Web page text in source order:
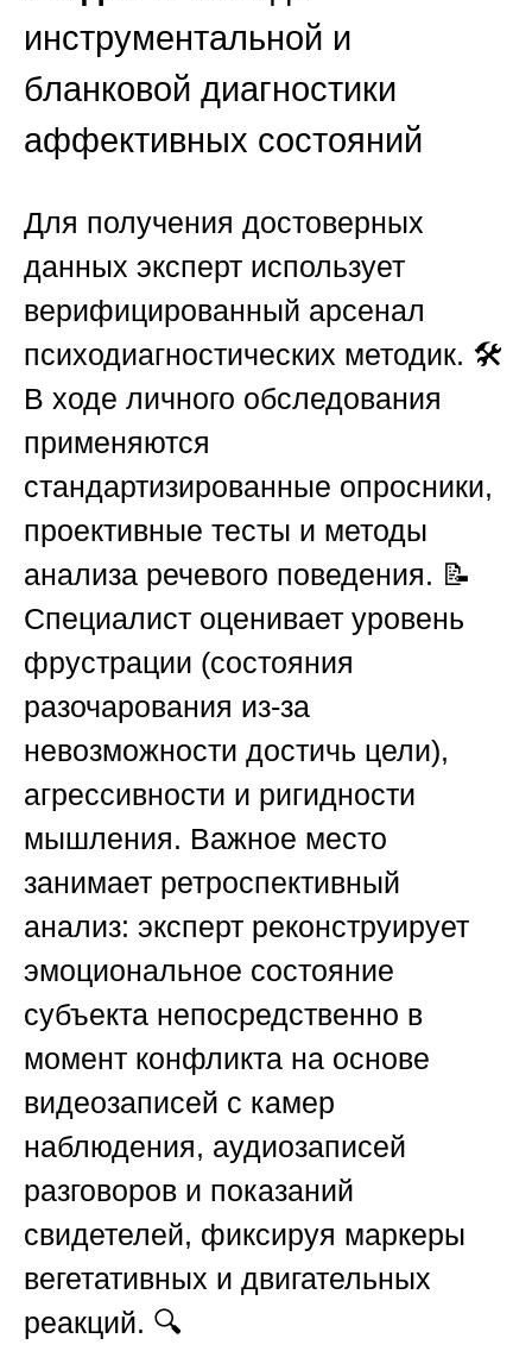
инструментальной и
бланковой диагностики
аффективных состояний
Для получения достоверных
данных эксперт использует
верифицированный арсенал
психодиагностических методик. 🛠️
В ходе личного обследования
применяются
стандартизированные опросники,
проективные тесты и методы
анализа речевого поведения. 📝
Специалист оценивает уровень
фрустрации (состояния
разочарования из-за
невозможности достичь цели),
агрессивности и ригидности
мышления. Важное место
занимает ретроспективный
анализ: эксперт реконструирует
эмоциональное состояние
субъекта непосредственно в
момент конфликта на основе
видеозаписей с камер
наблюдения, аудиозаписей
разговоров и показаний
свидетелей, фиксируя маркеры
вегетативных и двигательных
реакций. 🔍